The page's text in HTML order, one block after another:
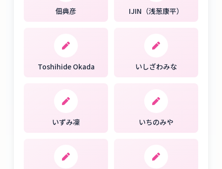
佃典彦 IJIN（浅葱康平）
Toshihide Okada いしざわみな
いずみ凜 いちのみや